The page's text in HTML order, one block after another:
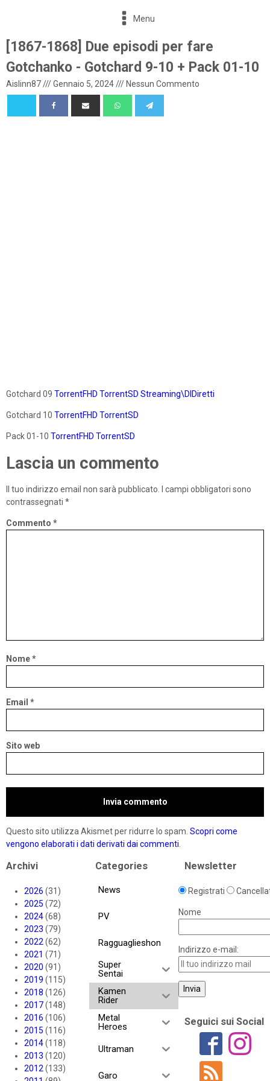
Menu
[1867-1868] Due episodi per fare
Gotchanko - Gotchard 9-10 + Pack 01-10
Aislinn87///Gennaio 5, 2024/// Nessun Commento
Gotchard 09 TorrentFHD TorrentSD Streaming\DlDiretti
Gotchard 10 TorrentFHD TorrentSD
Pack 01-10 TorrentFHD TorrentSD
Lascia un commento
Il tuo indirizzo email non sarà pubblicato.
I campi obbligatori sono
contrassegnati *
Commento *
Nome*
Email *
Sito web
Questo sito utilizza Akismet per ridurre lo spam. Scopri come
vengono elaborati i dati derivati dai commenti.
Archivi
2026 (31)
2025 (72)
2024(68)
2023 (79)
2022(62)
2021 (71)
2020 (91)
2019 (115)
2018 (126)
2017(148)
2016 (106)
2015 (116)
2014(118)
2013 (120)
2012(133)
Categories
News
PV
Ragguaglieshon
Super
Sentai
Kamen
Rider
Metal
Heroes
Ultraman
Garo
Newsletter
Registrati
Nome
Indirizzo e-mail:
Seguici sui Social